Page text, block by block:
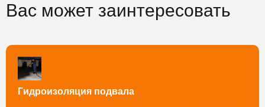
Вас может заинтересовать
Гидроизоляция подвала